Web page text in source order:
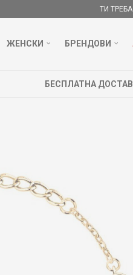
ТИ
ЖЕНСКИ БРЕНДОВИ
БЕСПЛАТНА